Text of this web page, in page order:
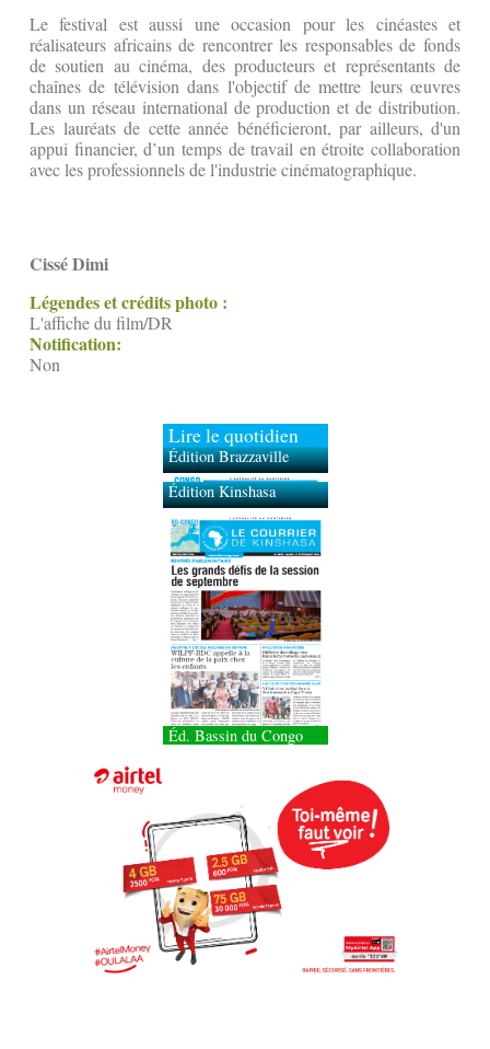
Le festival est aussi une occasion pour les cinéastes et
réalisateurs africains de rencontrer les responsables de fonds
de soutien au cinéma, des producteurs et représentants de
chaînes de télévision dans l'objectif de mettre leurs œuvres
dans un réseau international de production et de distribution.
Les lauréats de cette année bénéficieront, par ailleurs, d'un
appui financier, d’un temps de travail en étroite collaboration
avec les professionnels de l'industrie cinématographique.
Cissé Dimi
Légendes et crédits photo :
L'affiche du film/DR
Notification:
Non
Lire le quotidien
Édition Brazzaville
Édition Kinshasa
Éd. Bassin du Congo